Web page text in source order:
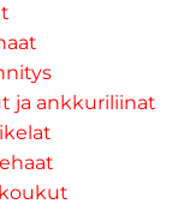
ja ankkuriliinat